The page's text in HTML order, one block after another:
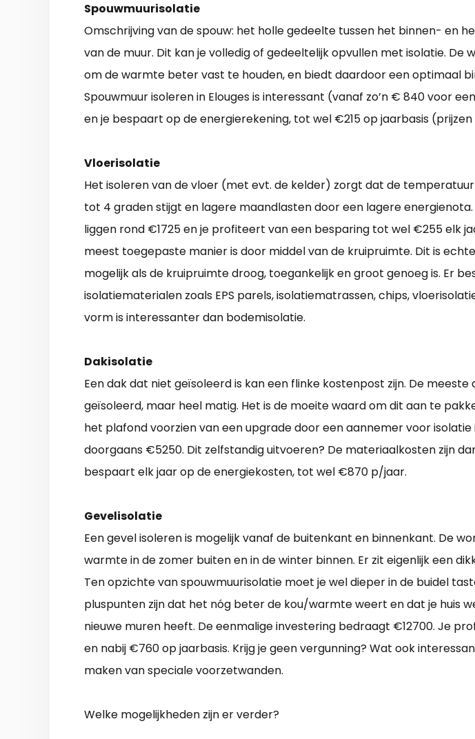
Spouwmuurisolatie
Omschrijving van de spouw: het holle gedeelte tussen het binnen- en
van de muur. Dit kan je volledig of gedeeltelijk opvullen met isolatie. De
om de warmte beter vast te houden, en biedt daardoor een optimaal
Spouwmuur isoleren in Elouges is interessant (vanaf zo’n € 840 voor
en je bespaart op de energierekening, tot wel €215 op jaarbasis (prijzen
Vloerisolatie
Het isoleren van de vloer (met evt. de kelder) zorgt dat de
tot 4 graden stijgt en lagere maandlasten door een lagere
liggen rond €1725 en je profiteert van een besparing tot wel €255 elk
meest toegepaste manier is door middel van de kruipruimte. Dit is
mogelijk als de kruipruimte droog, toegankelijk en groot genoeg is. Er
isolatiematerialen zoals EPS parels, isolatiematrassen, chips,
vorm is interessanter dan bodemisolatie.
Dakisolatie
Een dak dat niet geïsoleerd is kan een flinke kostenpost zijn. De meeste
geïsoleerd, maar heel matig. Het is de moeite waard om dit aan te
het plafond voorzien van een upgrade door een aannemer voor isolatie
doorgaans €5250. Dit zelfstandig uitvoeren? De materiaalkosten zijn
bespaart elk jaar op de energiekosten, tot wel €870 p/jaar.
Gevelisolatie
Een gevel isoleren is mogelijk vanaf de buitenkant en binnenkant. De
warmte in de zomer buiten en in de winter binnen. Er zit eigenlijk een
Ten opzichte van spouwmuurisolatie moet je wel dieper in de buidel
pluspunten zijn dat het nóg beter de kou/warmte weert en dat je huis
nieuwe muren heeft. De eenmalige investering bedraagt €12700. Je
en nabij €760 op jaarbasis. Krijg je geen vergunning? Wat ook
maken van speciale voorzetwanden.
Welke mogelijkheden zijn er verder?